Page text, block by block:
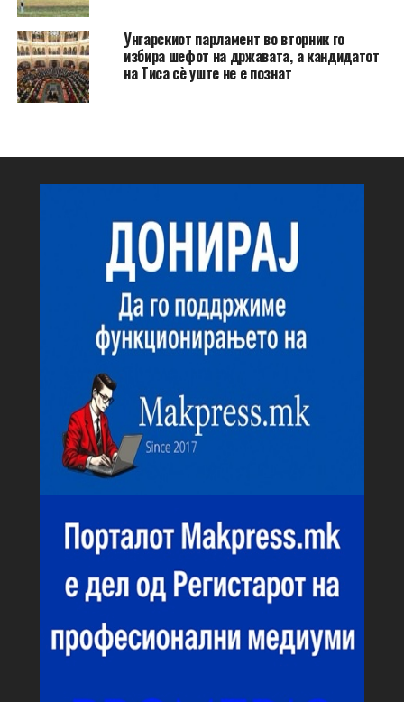
Унгарскиот парламент во вторник го
избира шефот на државата, а кандидатот
на Тиса сè уште не е познат